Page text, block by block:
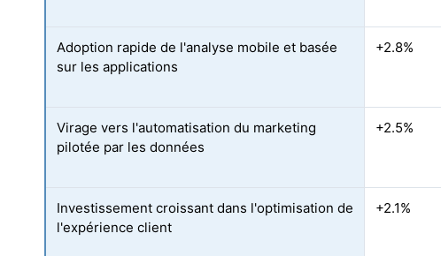
Adoption rapide de l'analyse mobile et basée
sur les applications
+2.8%
Virage vers l'automatisation du marketing
pilotée par les données
+2.5%
Investissement croissant dans l'optimisation de
l'expérience client
+2.1%